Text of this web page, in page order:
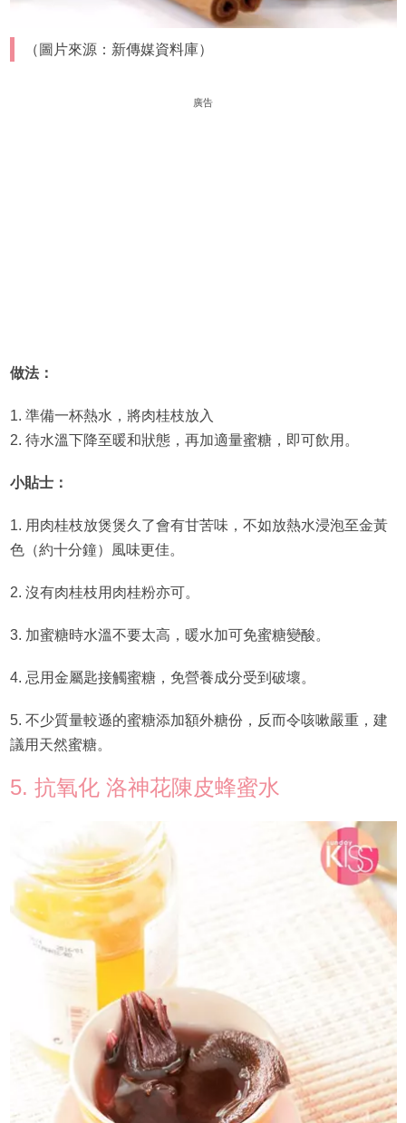
（圖片來源：新傳媒資料庫）
廣告
做法：
1. 準備一杯熱水，將肉桂枝放入
2. 待水溫下降至暖和狀態，再加適量蜜糖，即可飲用。
小貼士：
1. 用肉桂枝放煲煲久了會有甘苦味，不如放熱水浸泡至金黃
色（約十分鐘）風味更佳。
2. 沒有肉桂枝用肉桂粉亦可。
3. 加蜜糖時水溫不要太高，暖水加可免蜜糖變酸。
4. 忌用金屬匙接觸蜜糖，免營養成分受到破壞。
5. 不少質量較遜的蜜糖添加額外糖份，反而令咳嗽嚴重，建
議用天然蜜糖。
5. 抗氧化 洛神花陳皮蜂蜜水